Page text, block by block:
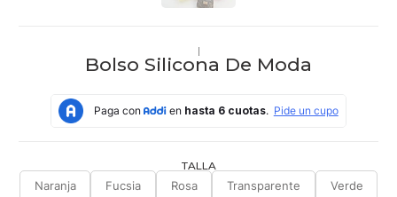
|
Bolso Silicona De Moda
TALLA
Naranja
Fucsia Rosa Transparente Verde